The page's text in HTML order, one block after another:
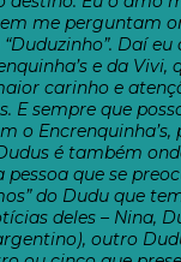
me perguntam
Daí eu
e da Vivi,
carinho e
E sempre que
o Encrenquinha’s,
é também
pessoa que se
do Dudu que
deles – Nina,
outro